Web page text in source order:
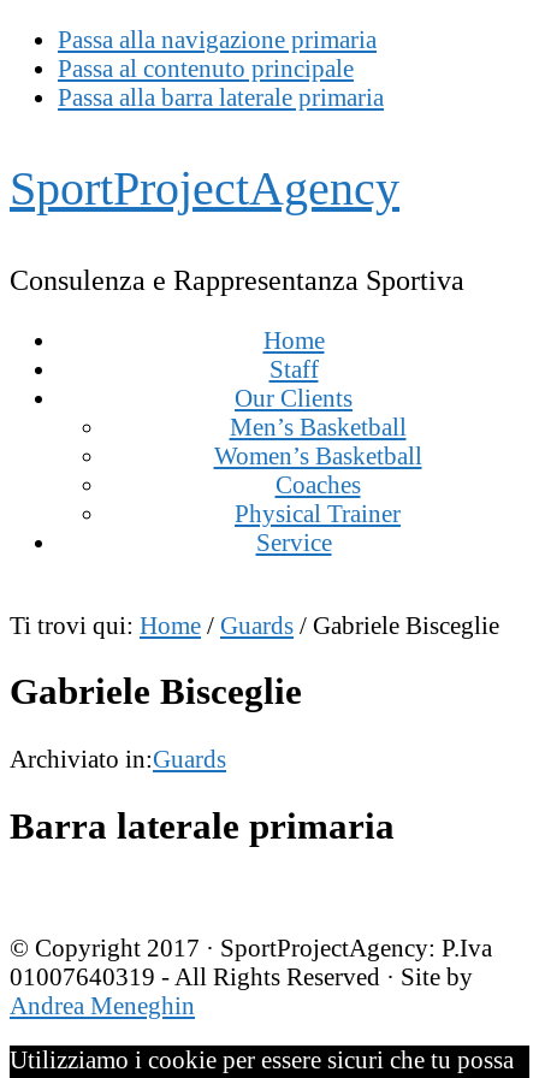
Passa alla navigazione primaria
Passa al contenuto principale
Passa alla barra laterale primaria
SportProjectAgency
Consulenza e Rappresentanza Sportiva
Home
Staff
Our Clients
Men’s Basketball
Women’s Basketball
Coaches
Physical Trainer
Service
Ti trovi qui: Home / Guards / Gabriele Bisceglie
Gabriele Bisceglie
Archiviato in:Guards
Barra laterale primaria
© Copyright 2017 · SportProjectAgency: P.Iva
01007640319 - All Rights Reserved · Site by
Andrea Meneghin
Utilizziamo i cookie per essere sicuri che tu possa